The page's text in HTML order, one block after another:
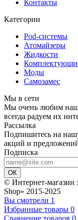
Контакты
Категории
Pod-системы
Атомайзеры
Жидкости
Моды
Самозамес
Мы в сети
Мы очень любим
всегда радуем их
Рассылка
Подпишитесь на
акций и
Подписка
ОК
© Интернет-магазин
Shop» 2015-2025
Вы смотрели 1
Избранные товары 0
Сравнение товаров 0